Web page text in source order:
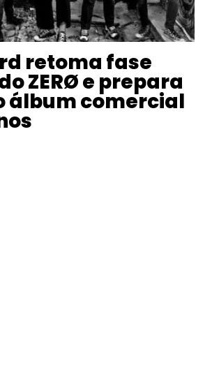
retoma fase
ZERØ e prepara
álbum comercial